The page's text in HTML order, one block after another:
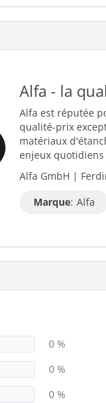
Alfa - la
Alfa est réputée
qualité-prix
matériaux
enjeux
Alfa GmbH |
Marque: Alfa
0 %
0 %
0 %